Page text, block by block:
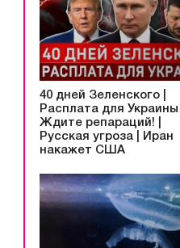
40 дней Зеленского |
Расплата для Украины |
Ждите репараций! |
Русская угроза | Иран
накажет США